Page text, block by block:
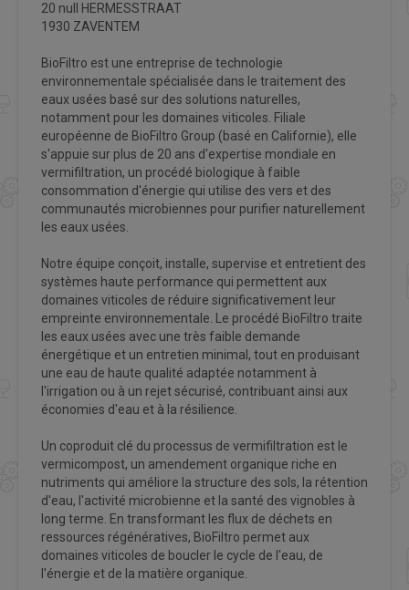
20 null HERMESSTRAAT
1930 ZAVENTEM
BioFiltro est une entreprise de technologie
environnementale spécialisée dans le traitement des
eaux usées basé sur des solutions naturelles,
notamment pour les domaines viticoles. Filiale
européenne de BioFiltro Group (basé en Californie), elle
s'appuie sur plus de 20 ans d'expertise mondiale en
vermifiltration, un procédé biologique à faible
consommation d'énergie qui utilise des vers et des
communautés microbiennes pour purifier naturellement
les eaux usées.
Notre équipe conçoit, installe, supervise et entretient des
systèmes haute performance qui permettent aux
domaines viticoles de réduire significativement leur
empreinte environnementale. Le procédé BioFiltro traite
les eaux usées avec une très faible demande
énergétique et un entretien minimal, tout en produisant
une eau de haute qualité adaptée notamment à
l'irrigation ou à un rejet sécurisé, contribuant ainsi aux
économies d'eau et à la résilience.
Un coproduit clé du processus de vermifiltration est le
vermicompost, un amendement organique riche en
nutriments qui améliore la structure des sols, la rétention
d'eau, l'activité microbienne et la santé des vignobles à
long terme. En transformant les flux de déchets en
ressources régénératives, BioFiltro permet aux
domaines viticoles de boucler le cycle de l'eau, de
l'énergie et de la matière organique.